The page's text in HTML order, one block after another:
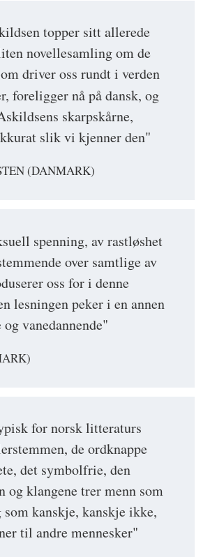
topper sitt allerede
novellesamling om de
driver oss rundt i verden
foreligger nå på dansk, og
skarpskårne,
slik vi kjenner den"
(DANMARK)
spenning, av rastløshet
over samtlige av
oss for i denne
lesningen peker i en annen
vanedannende"
for norsk litteraturs
de ordknappe
det symbolfrie, den
og klangene trer menn som
kanskje, kanskje ikke,
til andre mennesker"